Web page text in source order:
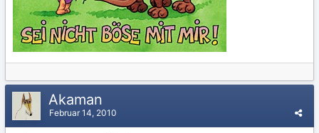
Akaman
Februar 14, 2010